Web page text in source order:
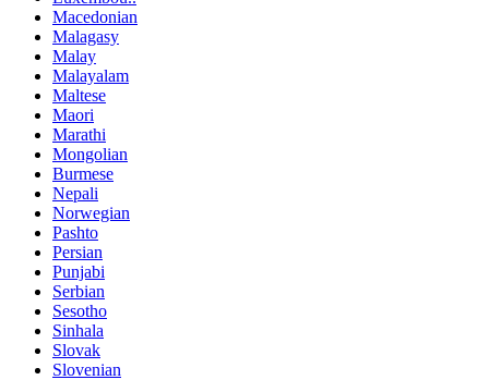
Macedonian
Malagasy
Malay
Malayalam
Maltese
Maori
Marathi
Mongolian
Burmese
Nepali
Norwegian
Pashto
Persian
Punjabi
Serbian
Sesotho
Sinhala
Slovak
Slovenian